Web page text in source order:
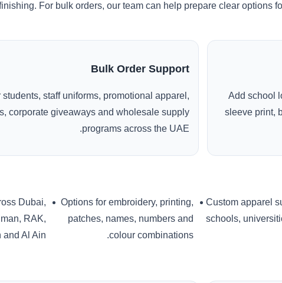
For bulk orders, our team can help prepare clear options
Add school
sleeve print,
Bulk Order Support
staff uniforms, promotional apparel,
corporate giveaways and wholesale supply
programs across the UAE.
Custom apparel
schools,
Options for embroidery, printing,
patches, names, numbers and
colour combinations.
Dubai,
RAK,
Al Ain.